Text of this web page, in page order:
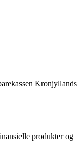
Kronjyllands
produkter og